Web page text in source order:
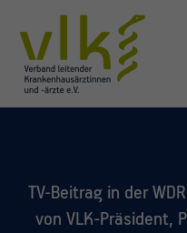
TV-Beitrag in der
von VLK-Präsident,